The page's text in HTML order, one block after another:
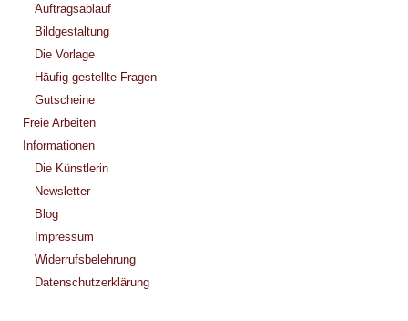
Auftragsablauf
Bildgestaltung
Die Vorlage
Häufig gestellte Fragen
Gutscheine
Freie Arbeiten
Informationen
Die Künstlerin
Newsletter
Blog
Impressum
Widerrufsbelehrung
Datenschutzerklärung